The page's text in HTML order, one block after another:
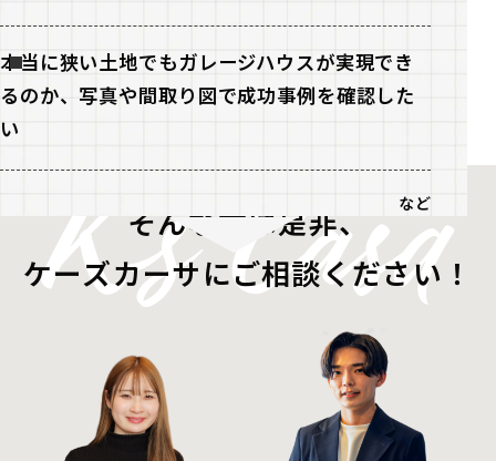
本当に狭い土地でもガレージハウスが実現でき
るのか、写真や間取り図で成功事例を確認した
い
など
そんな方は是非、
ケーズカーサにご相談ください！